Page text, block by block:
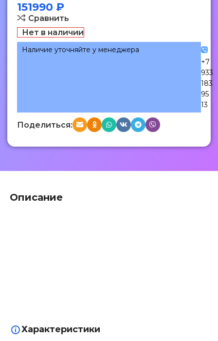
151990 ₽
Сравнить
Нет в наличии
Наличие уточняйте у менеджера
+7
933
183
95
13
Поделиться:
Описание
Характеристики